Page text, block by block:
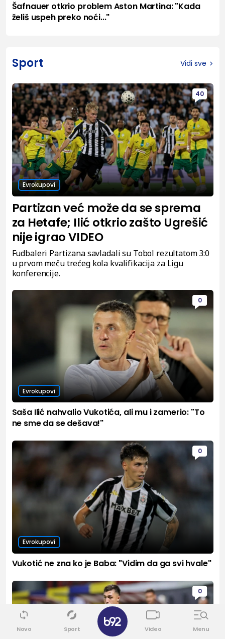
Šafnauer otkrio problem Aston Martina: "Kada
želiš uspeh preko noći..."
Sport Vidi sve
40
Evrokupovi
Partizan već može da se sprema
za Hetafe; Ilić otkrio zašto Ugrešić
nije igrao VIDEO
Fudbaleri Partizana savladali su Tobol rezultatom 3:0
u prvom meču trećeg kola kvalifikacija za Ligu
konferencije.
0
Evrokupovi
Saša Ilić nahvalio Vukotića, ali mu i zamerio: "To
ne sme da se dešava!"
0
Evrokupovi
Vukotić ne zna ko je Baba: "Vidim da ga svi hvale"
0
Novo Sport Video Menu
✕